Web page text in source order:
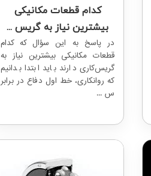
کدام قطعات مکانیکی
بیشترین نیاز به گریس‌ ...
در پاسخ به این سؤال که کدام
قطعات مکانیکی بیشترین نیاز به
گریس‌کاری دارند باید ابتدا بدانیم
که روانکاری، خط اول دفاع در برابر
س ...